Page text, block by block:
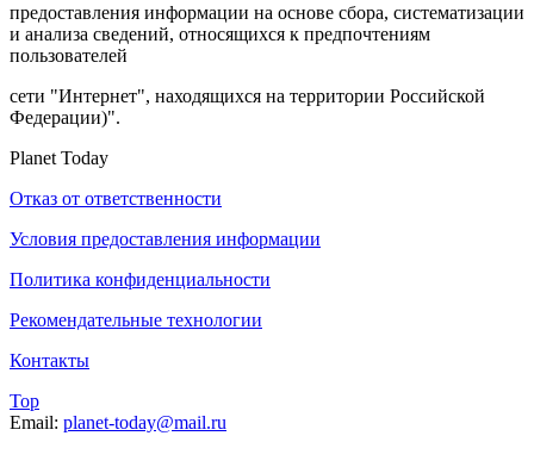
предоставления информации на основе сбора, систематизации
и анализа сведений, относящихся к предпочтениям
пользователей
сети "Интернет", находящихся на территории Российской
Федерации)".
Planet Today
Отказ от ответственности
Условия предоставления информации
Политика конфиденциальности
Рекомендательные технологии
Контакты
Top
Email: planet-today@mail.ru